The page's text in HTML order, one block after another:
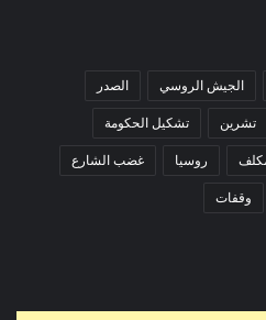
الجيش الروسي الصدر
تشرين تشكيل الحكومة
روسيا غضب الشارع
وقفات